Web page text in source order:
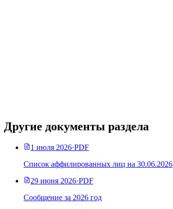
Другие документы раздела
1 июля 2026·PDF
Список аффилированных лиц на 30.06.2026
29 июня 2026·PDF
Сообщение за 2026 год